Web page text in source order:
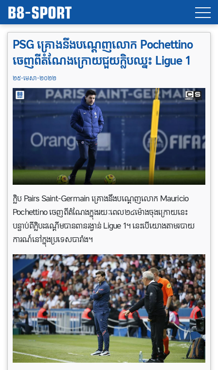
PSG គ្រោងនឹងបណ្តេញលោក Pochettino
ចេញពីតំណែងក្រោយ​ជួយក្លិប​ឈ្នះ Ligue 1
២៥-មេសា-២០២២
ក្លិប Pairs Saint-Germain គ្រោងនឹងបណ្តេញលោក Mauricio
Pochettino ចេញពីតំណែងក្នុងរយៈពេល២៤ម៉ោងចុងក្រោយនេះ
បន្ទាប់ពីក្លិបដណ្តើមបានពានរង្វាន់ Ligue 1។ នេះបើយោងតាមរបាយ
ការណ៍នៅក្នុងប្រទេសបារាំង។